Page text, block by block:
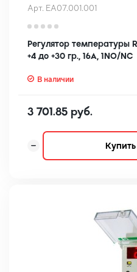
Арт. EA07.001.001
Регулятор температуры
+4 до +30 гр., 16А, 1NO/NC
В наличии
3 701.85 руб.
Купить